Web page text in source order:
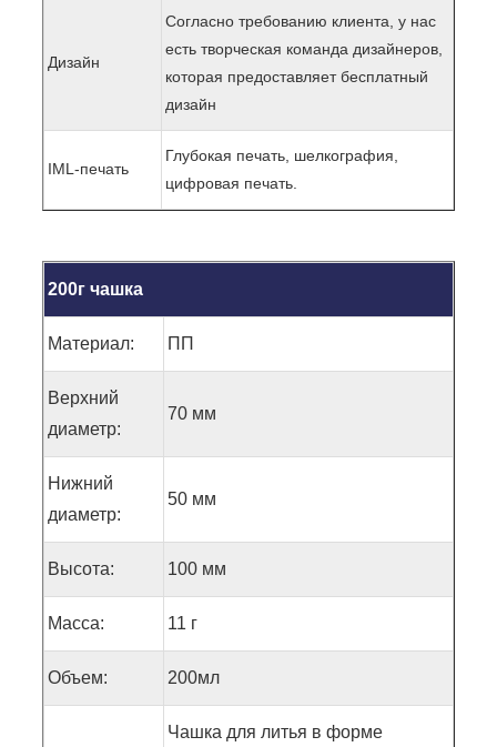
Дизайн
Согласно требованию клиента, у нас
есть творческая команда дизайнеров,
которая предоставляет бесплатный
дизайн
IML-печать
Глубокая печать, шелкография,
цифровая печать.
200г чашка
Материал: ПП
Верхний
диаметр:
70 мм
Нижний
диаметр:
50 мм
Высота: 100 мм
Масса: 11 г
Объем: 200мл
Чашка для литья в форме